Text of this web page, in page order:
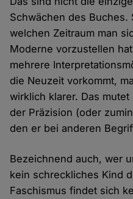
Schwächen des
welchen Zeitraum man
Moderne vorzustellen
mehrere
die Neuzeit vorkommt,
wirklich klarer. Das
der Präzision (oder
den er bei anderen
Bezeichnend auch, wer
kein schreckliches Kind
Faschismus findet sich